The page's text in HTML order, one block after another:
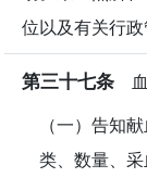
位以及有关行政
第三十七条
（一）告知
类、数量、